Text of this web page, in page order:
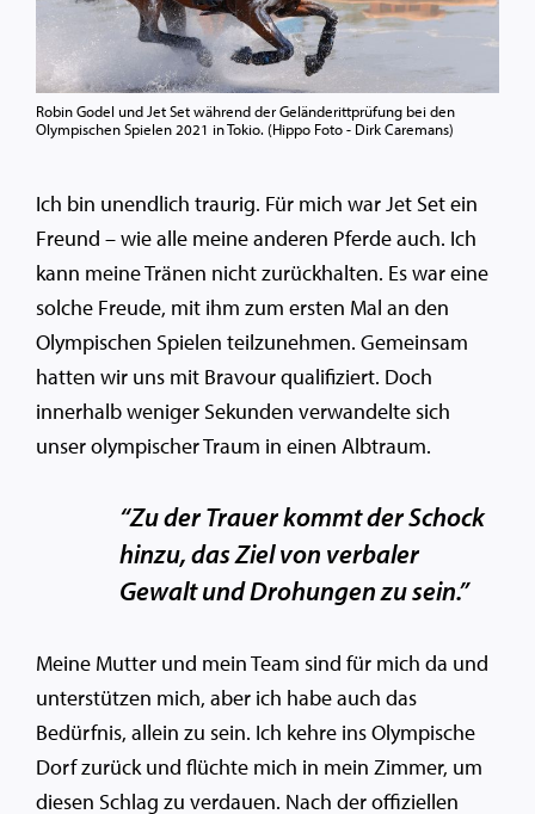
Robin Godel und Jet Set während der Geländerittprüfung bei den
Olympischen Spielen 2021 in Tokio. (Hippo Foto - Dirk Caremans)
Ich bin unendlich traurig. Für mich war Jet Set ein
Freund – wie alle meine anderen Pferde auch. Ich
kann meine Tränen nicht zurückhalten. Es war eine
solche Freude, mit ihm zum ersten Mal an den
Olympischen Spielen teilzunehmen. Gemeinsam
hatten wir uns mit Bravour qualifiziert. Doch
innerhalb weniger Sekunden verwandelte sich
unser olympischer Traum in einen Albtraum.
“Zu der Trauer kommt der Schock
hinzu, das Ziel von verbaler
Gewalt und Drohungen zu sein.”
Meine Mutter und mein Team sind für mich da und
unterstützen mich, aber ich habe auch das
Bedürfnis, allein zu sein. Ich kehre ins Olympische
Dorf zurück und flüchte mich in mein Zimmer, um
diesen Schlag zu verdauen. Nach der offiziellen